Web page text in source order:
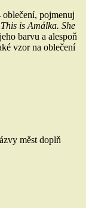
pojmenuj
This is Amálka. She
barvu a alespoň
vzor na oblečení
měst doplň